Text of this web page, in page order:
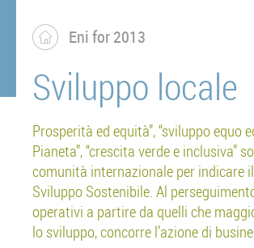
Eni for 2013
Sviluppo locale
Prosperità ed equità”, “sviluppo
Pianeta”, “crescita verde e
comunità internazionale per indicare
Sviluppo Sostenibile. Al
operativi a partire da quelli che
lo sviluppo, concorre l’azione di